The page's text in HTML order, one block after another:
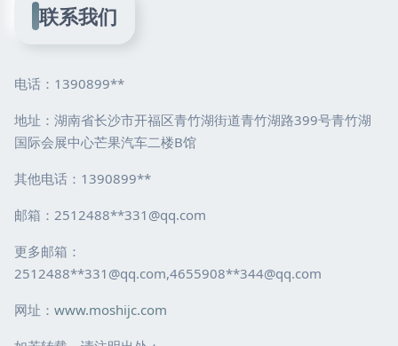
联系我们
电话：1390899**
地址：湖南省长沙市开福区青竹湖街道青竹湖路399号青竹湖
国际会展中心芒果汽车二楼B馆
其他电话：1390899**
邮箱：2512488**331@qq.com
更多邮箱：
2512488**331@qq.com,4655908**344@qq.com
网址： www.moshijc.com